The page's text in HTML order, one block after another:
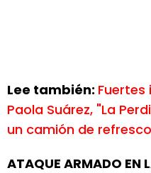
Lee también: Fuertes
Paola Suárez, "La
un camión de
ATAQUE ARMADO EN